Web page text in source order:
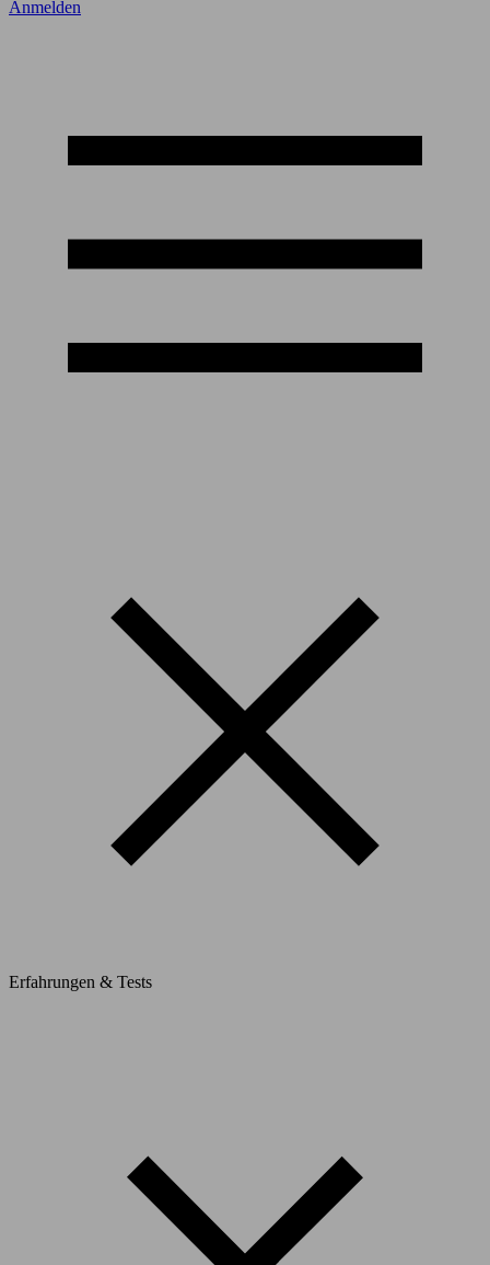
Anmelden
Erfahrungen & Tests